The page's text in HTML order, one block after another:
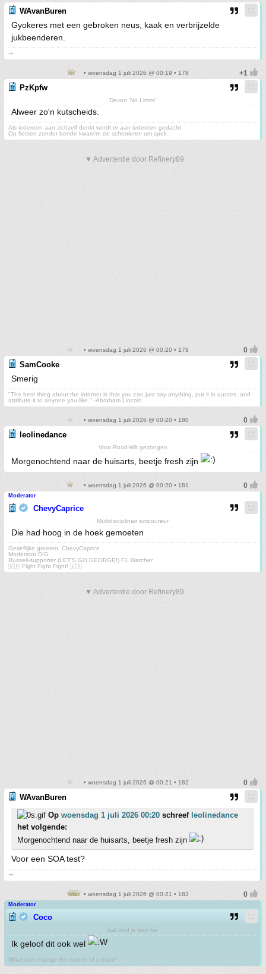
WAvanBuren
Gyokeres met een gebroken neus, kaak en verbrijzelde
jukbeenderen.
➞
• woensdag 1 juli 2026 @ 00:19 • 178
PzKpfw
Devon 'No Limits'
Alweer zo'n kutscheids.
Als iedereen aan zichzelf denkt wordt er aan iedereen gedacht.
Op fietsen zonder bende kwam'm zie schooieren um spek
▼ Advertentie door Refinery89
• woensdag 1 juli 2026 @ 00:20 • 179
SamCooke
Smerig
"The best thing about the internet is that you can just say anything, put it in quotes, and
attribute it to anyone you like." -Abraham Lincoln.
• woensdag 1 juli 2026 @ 00:20 • 180
leolinedance
Voor Rood-Wit gezongen
Morgenochtend naar de huisarts, beetje fresh zijn
• woensdag 1 juli 2026 @ 00:20 • 181
Moderator
ChevyCaprice
Multidisciplinair simcoureur
Die had hoog in de hoek gemoeten
Gerieflijke groeten, ChevyCaprice
Moderator DIG
Russell-supporter (LET'S GO GEORGE!) F1 Watcher
🇺🇦 Fight Fight Fight! 🇺🇦
▼ Advertentie door Refinery89
• woensdag 1 juli 2026 @ 00:21 • 182
WAvanBuren
Op woensdag 1 juli 2026 00:20 schreef leolinedance
het volgende:
Morgenochtend naar de huisarts, beetje fresh zijn
Voor een SOA test?
➞
• woensdag 1 juli 2026 @ 00:21 • 183
Moderator
Coco
dat vind je leuk hè
Ik geloof dit ook wel
What can change the nature of a man?